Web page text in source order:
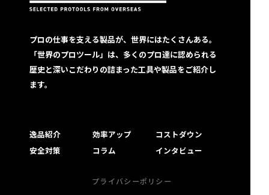
プロの仕事を支える製品が、世界にはたくさんある。
「世界のプロツール」は、多くのプロ達に認められる
歴史と深いこだわりの詰まった工具や製品をご紹介し
ます。
逸品紹介 効率アップ
コストダウン
安全対策
コラム インタビュー
プライバシーポリシー